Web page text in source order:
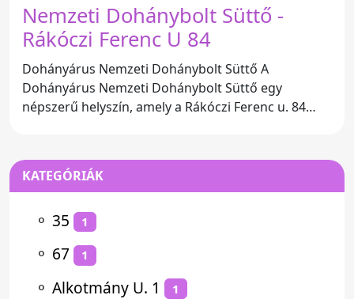
Nemzeti Dohánybolt Süttő -
Rákóczi Ferenc U 84
Dohányárus Nemzeti Dohánybolt Süttő A
Dohányárus Nemzeti Dohánybolt Süttő egy
népszerű helyszín, amely a Rákóczi Ferenc u. 84
KATEGÓRIÁK
⚬ 35 1
⚬ 67 1
⚬ Alkotmány U. 1 1